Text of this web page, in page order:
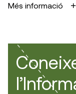
Més informació